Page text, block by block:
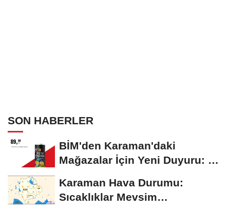
SON HABERLER
BİM'den Karaman'daki
Mağazalar İçin Yeni Duyuru: 11
Karaman Hava Durumu:
Sıcaklıklar Mevsim